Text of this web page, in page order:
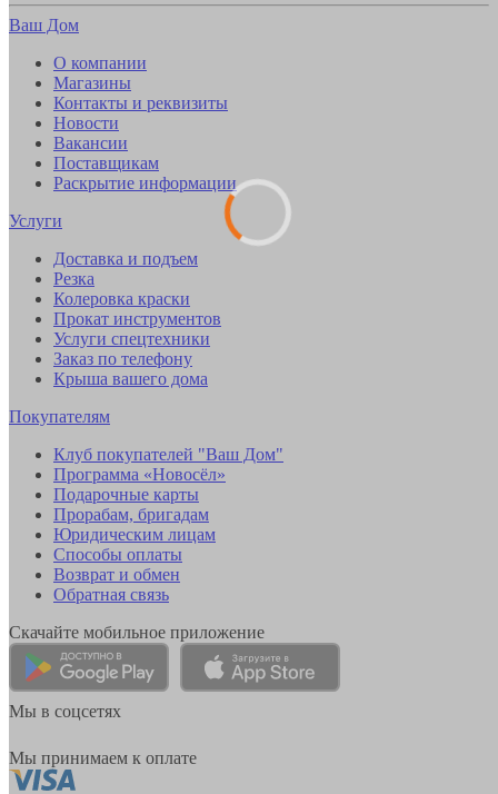
Ваш Дом
О компании
Магазины
Контакты и реквизиты
Новости
Вакансии
Поставщикам
Раскрытие информации
Услуги
Доставка и подъем
Резка
Колеровка краски
Прокат инструментов
Услуги спецтехники
Заказ по телефону
Крыша вашего дома
Покупателям
Клуб покупателей "Ваш Дом"
Программа «Новосёл»
Подарочные карты
Прорабам, бригадам
Юридическим лицам
Способы оплаты
Возврат и обмен
Обратная связь
Скачайте мобильное приложение
Мы в соцсетях
Мы принимаем к оплате